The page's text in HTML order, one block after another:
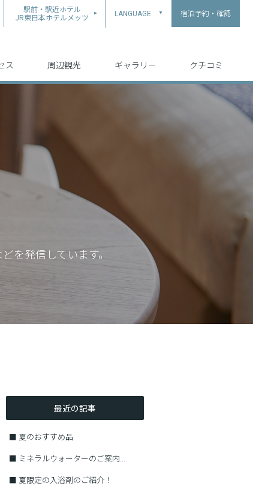
駅前・駅近ホテル
JR東日本ホテルメッツ
LANGUAGE ▲ 宿泊予約・確認
ス 周辺観光 ギャラリー クチコミ
を発信しています。
最近の記事
■ 夏のおすすめ品
■ ミネラルウォーターのご案内...
■ 夏限定の入浴剤のご紹介！